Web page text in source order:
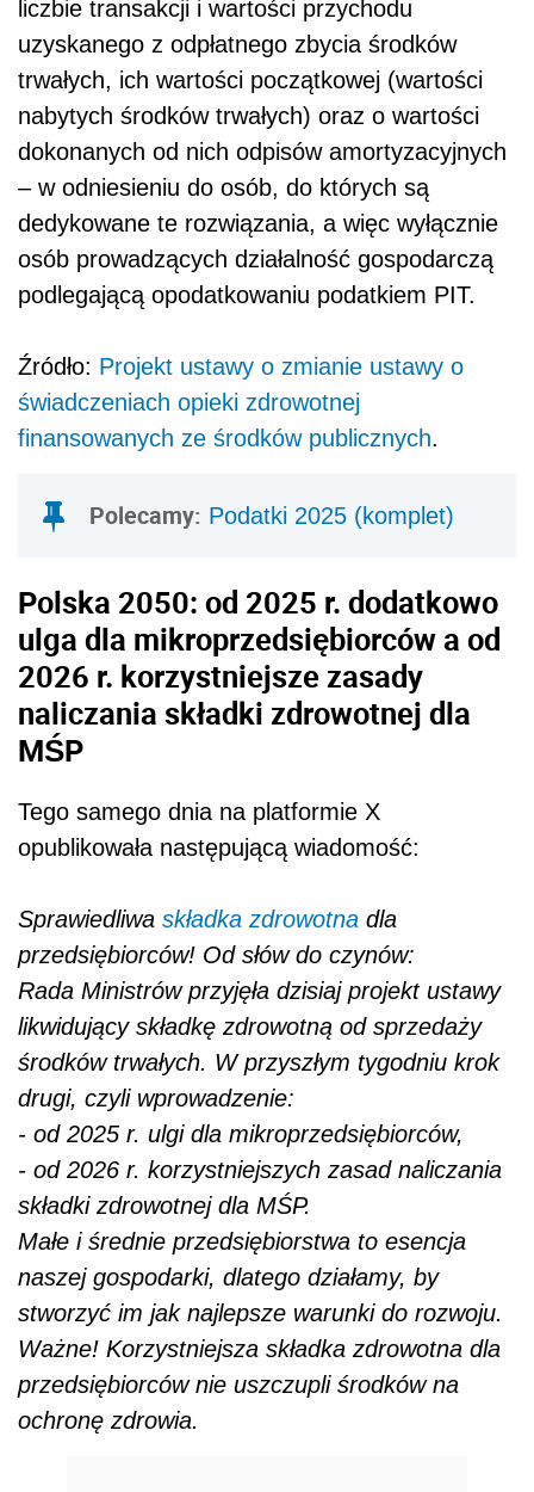
liczbie transakcji i wartości przychodu
uzyskanego z odpłatnego zbycia środków
trwałych, ich wartości początkowej (wartości
nabytych środków trwałych) oraz o wartości
dokonanych od nich odpisów amortyzacyjnych
– w odniesieniu do osób, do których są
dedykowane te rozwiązania, a więc wyłącznie
osób prowadzących działalność gospodarczą
podlegającą opodatkowaniu podatkiem PIT.
Źródło: Projekt ustawy o zmianie ustawy o
świadczeniach opieki zdrowotnej
finansowanych ze środków publicznych.
Polecamy: Podatki 2025 (komplet)
Polska 2050: od 2025 r. dodatkowo
ulga dla mikroprzedsiębiorców a od
2026 r. korzystniejsze zasady
naliczania składki zdrowotnej dla
MŚP
Tego samego dnia na platformie X
opublikowała następującą wiadomość:
Sprawiedliwa składka zdrowotna dla
przedsiębiorców! Od słów do czynów:
Rada Ministrów przyjęła dzisiaj projekt ustawy
likwidujący składkę zdrowotną od sprzedaży
środków trwałych. W przyszłym tygodniu krok
drugi, czyli wprowadzenie:
- od 2025 r. ulgi dla mikroprzedsiębiorców,
- od 2026 r. korzystniejszych zasad naliczania
składki zdrowotnej dla MŚP.
Małe i średnie przedsiębiorstwa to esencja
naszej gospodarki, dlatego działamy, by
stworzyć im jak najlepsze warunki do rozwoju.
Ważne! Korzystniejsza składka zdrowotna dla
przedsiębiorców nie uszczupli środków na
ochronę zdrowia.